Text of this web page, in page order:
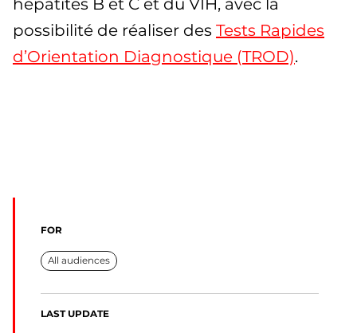
hépatites B et C et du VIH, avec la
possibilité de réaliser des Tests Rapides
d’Orientation Diagnostique (TROD).
FOR
All audiences
LAST UPDATE